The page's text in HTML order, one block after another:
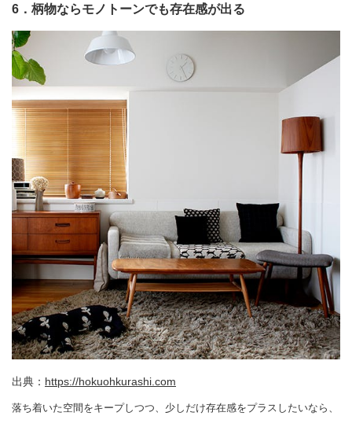
6．柄物ならモノトーンでも存在感が出る
出典： https://hokuohkurashi.com
落ち着いた空間をキープしつつ、少しだけ存在感をプラスしたいなら、